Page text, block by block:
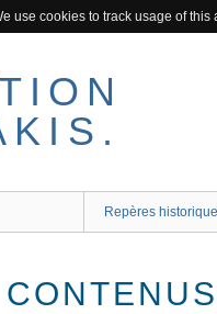
use cookies to track usage of this
Repères